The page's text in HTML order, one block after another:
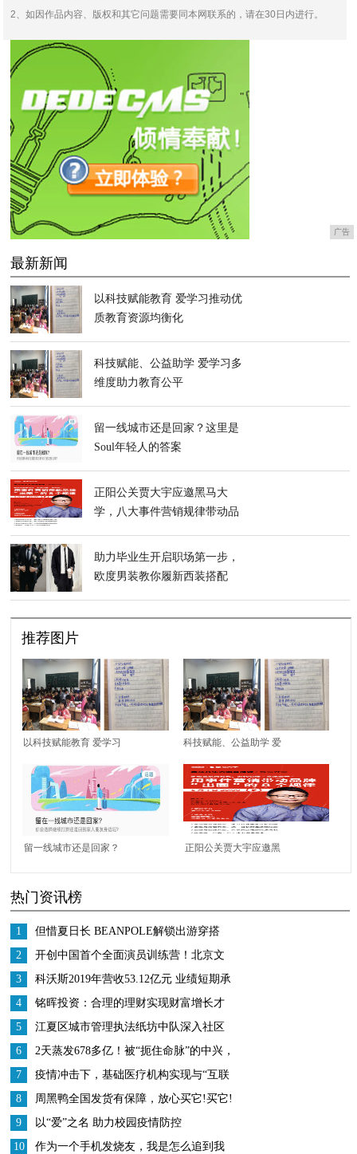
2、如因作品内容、版权和其它问题需要同本网联系的，请在30日内进行。
广告
最新新闻
以科技赋能教育 爱学习推动优
质教育资源均衡化
科技赋能、公益助学 爱学习多
维度助力教育公平
留一线城市还是回家？这里是
Soul年轻人的答案
正阳公关贾大宇应邀黑马大
学，八大事件营销规律带动品
助力毕业生开启职场第一步，
欧度男装教你履新西装搭配
推荐图片
以科技赋能教育 爱学习
推动优质教育资源均衡
化
科技赋能、公益助学 爱
学习多维度助力教育公
平
留一线城市还是回家？
案
正阳公关贾大宇应邀黑
热门资讯榜
1
但惜夏日长 BEANPOLE解锁出游穿搭
2
开创中国首个全面演员训练营！北京文
化或将再发爆款！
3
科沃斯2019年营收53.12亿元 业绩短期承
压 战略调整成效显著
4
铭晖投资：合理的理财实现财富增长才
是王道
5
江夏区城市管理执法纸坊中队深入社区
开展五四青年节宣传活动
6
2天蒸发678多亿！被“扼住命脉”的中兴，
还能再次崛起吗？
7
疫情冲击下，基础医疗机构实现与“互联
网+医疗”平台相结合
8
周黑鸭全国发货有保障，放心买它!买它!
买它!
9
以“爱”之名 助力校园疫情防控
10
作为一个手机发烧友，我是怎么追到我